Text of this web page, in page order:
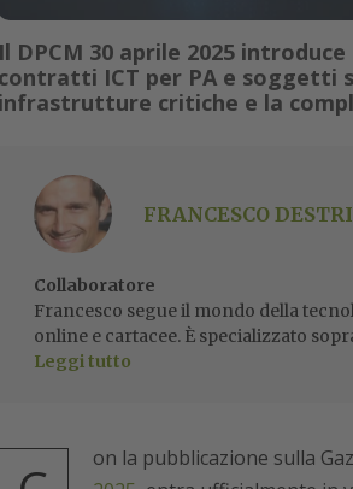
Il DPCM 30 aprile 2025
contratti ICT per PA e soggetti
infrastrutture critiche e la
FRANCESCO DESTRI
Collaboratore
Francesco segue il mondo della
online e cartacee. È specializzato
Leggi tutto
on la pubblicazione sulla